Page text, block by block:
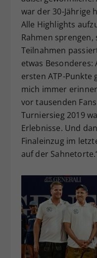
war der 30-Jährige
Alle Highlights
Rahmen
Teilnahmen
etwas Besonderes:
ersten ATP-Punkte
mich immer
vor tausenden
Turniersieg 2019
Erlebnisse. Und
Finaleinzug im
auf der